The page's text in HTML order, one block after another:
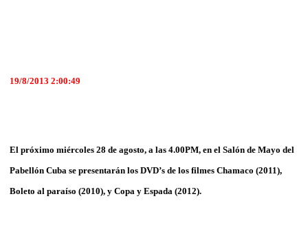
19/8/2013 2:00:49
El próximo miércoles 28 de agosto, a las 4.00PM, en el Salón de Mayo del
Pabellón Cuba se presentarán los DVD’s de los filmes Chamaco (2011),
Boleto al paraíso (2010), y Copa y Espada (2012).